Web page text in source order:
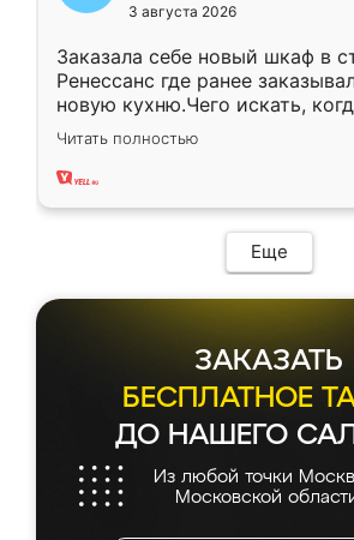
3 августа 2026
Заказала себе новый шкаф в
Ренессанс где ранее
новую кухню.Чего искать,
вполне довольна. Служит
два года, нареканий нет.
Читать полностью
Еще
ЗАКАЗАТЬ
БЕСПЛАТНОЕ
ДО НАШЕГО
Из любой точки
Московской